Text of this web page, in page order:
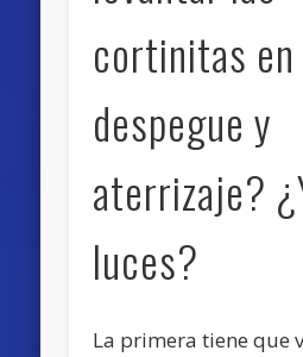
cortinitas
despegue y
aterrizaje?
luces?
La primera tiene que